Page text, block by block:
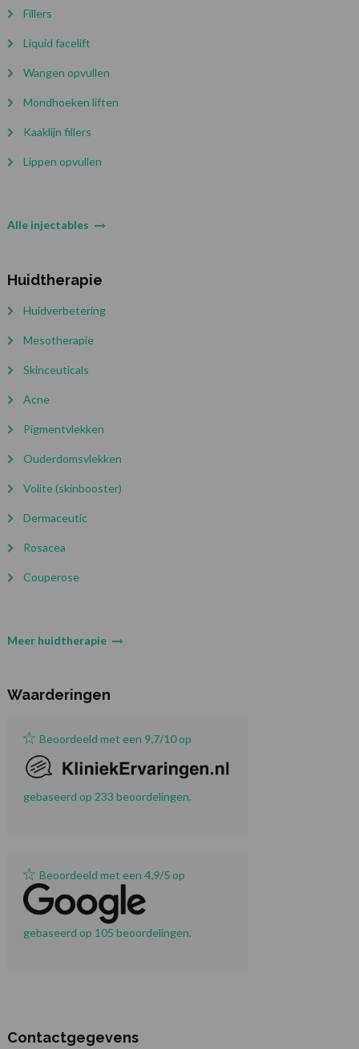
Fillers
Liquid facelift
Wangen opvullen
Mondhoeken liften
Kaaklijn fillers
Lippen opvullen
Alle injectables
Huidtherapie
Huidverbetering
Mesotherapie
Skinceuticals
Acne
Pigmentvlekken
Ouderdomsvlekken
Volite (skinbooster)
Dermaceutic
Rosacea
Couperose
Meer huidtherapie
Waarderingen
Beoordeeld met een 9,7/10op
gebaseerd op 233 beoordelingen.
Beoordeeld met een 4,9/5op
gebaseerd op 105 beoordelingen.
Contactgegevens